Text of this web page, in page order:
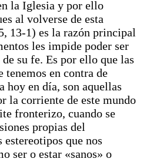
la Iglesia y por ello
al volverse de esta
13-1) es la razón principal
les impide poder ser
su fe. Es por ello que las
tenemos en contra de
hoy en día, son aquellas
la corriente de este mundo
fronterizo, cuando se
propias del
que nos
ser o estar «sanos» o